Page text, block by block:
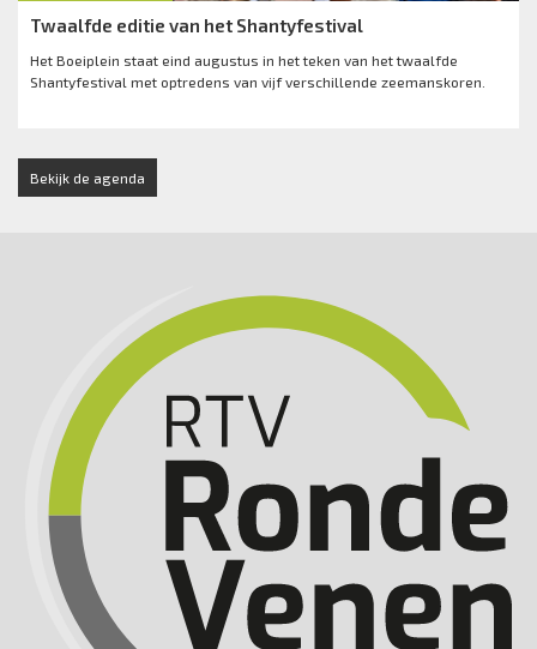
Twaalfde editie van het Shantyfestival
Het Boeiplein staat eind augustus in het teken van het twaalfde
Shantyfestival met optredens van vijf verschillende zeemanskoren.
Bekijk de agenda